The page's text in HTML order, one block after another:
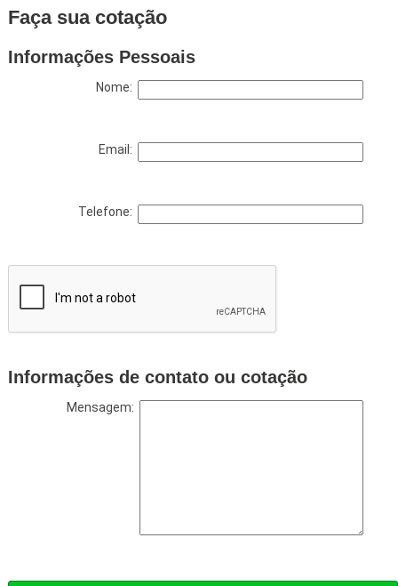
Faça sua cotação
Informações Pessoais
Nome:
Email:
Telefone:
Informações de contato ou cotação
Mensagem: